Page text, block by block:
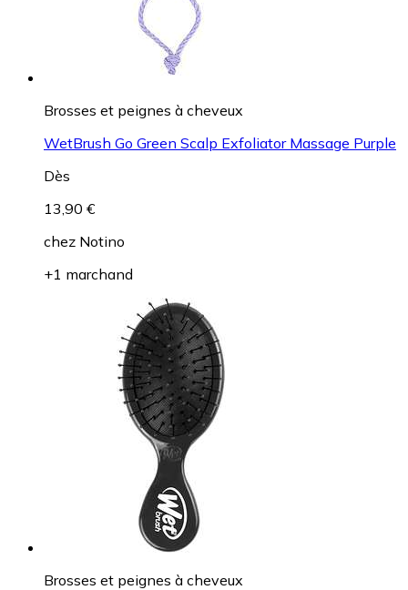
Brosses et peignes à cheveux
WetBrush Go Green Scalp Exfoliator Massage Purple
Dès
13,90 €
chez Notino
+1 marchand
Brosses et peignes à cheveux